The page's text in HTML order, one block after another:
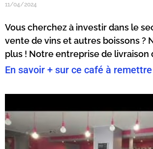
11/04/2024
Vous cherchez à investir dans le
vente de vins et autres boissons ?
plus ! Notre entreprise de livraison
En savoir + sur ce café à remettre